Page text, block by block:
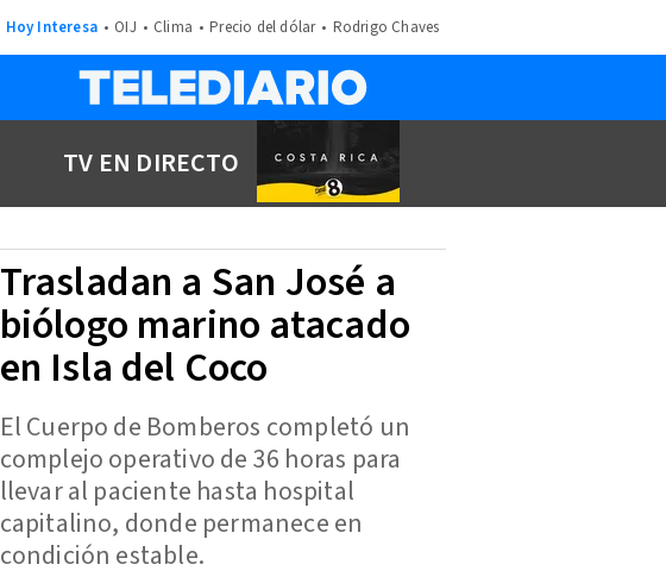
Hoy Interesa OIJ Clima Precio del dólar Rodrigo Chaves
TV EN DIRECTO
Trasladan a San José a
biólogo marino atacado
en Isla del Coco
El Cuerpo de Bomberos completó un
complejo operativo de 36 horas para
llevar al paciente hasta hospital
capitalino, donde permanece en
condición estable.